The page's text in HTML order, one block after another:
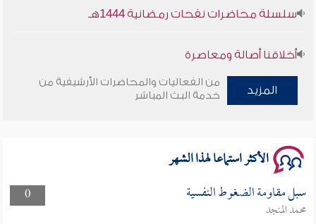
سلسلة محاضرات نفحات رمضانية 1444هـ
أخلاقنا أصالة ومعاصرة
وأمنهم من خوف 9
المزيد
من الفعاليات والمحاضرات الأرشيفية من
خدمة البث المباشر
الأكثر استماعا لهذا الشهر
0 سبل مقاومة الضغوط النفسية
محمد المنجد